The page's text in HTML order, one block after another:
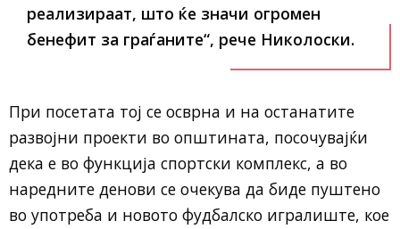
реализираат, што ќе значи огромен
бенефит за граѓаните“, рече Николоски.
При посетата тој се осврна и на останатите
развојни проекти во општината, посочувајќи
дека е во функција спортски комплекс, а во
наредните денови се очекува да биде пуштено
во употреба и новото фудбалско игралиште, кое